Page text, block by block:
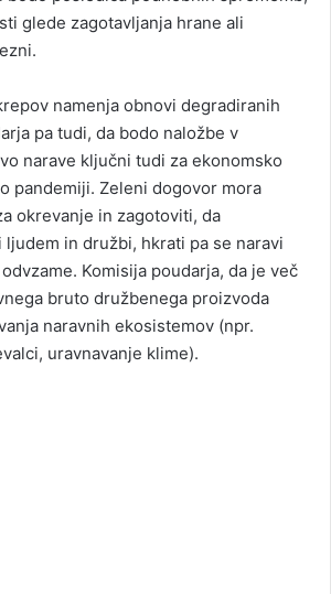
glede zagotavljanja hrane ali
namenja obnovi degradiranih
pa tudi, da bodo naložbe v
narave ključni tudi za ekonomsko
pandemiji. Zeleni dogovor mora
okrevanje in zagotoviti, da
in družbi, hkrati pa se naravi
Komisija poudarja, da je več
bruto družbenega proizvoda
naravnih ekosistemov (npr.
uravnavanje klime).